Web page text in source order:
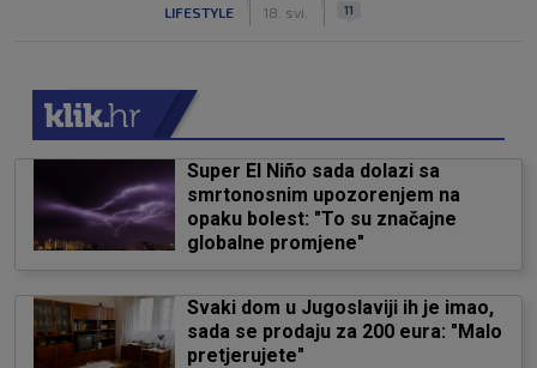
LIFESTYLE 18. svi. 11
Super El Niño sada dolazi sa
smrtonosnim upozorenjem na
opaku bolest: "To su značajne
globalne promjene"
Svaki dom u Jugoslaviji ih je imao,
sada se prodaju za 200 eura: "Malo
pretjerujete"